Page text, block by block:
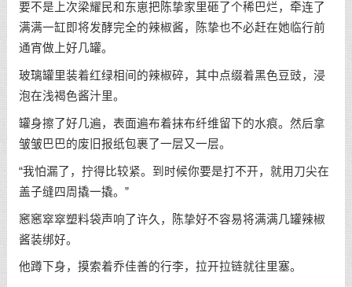
要不是上次梁耀民和东崽把陈挚家里砸了个稀巴烂，牵连了
满满一缸即将发酵完全的辣椒酱，陈挚也不必赶在她临行前
通宵做上好几罐。
玻璃罐里装着红绿相间的辣椒碎，其中点缀着黑色豆豉，浸
泡在浅褐色酱汁里。
罐身擦了好几遍，表面遍布着抹布纤维留下的水痕。然后拿
皱皱巴巴的废旧报纸包裹了一层又一层。
“我怕漏了，拧得比较紧。到时候你要是打不开，就用刀尖在
盖子缝四周撬一撬。”
窸窸窣窣塑料袋声响了许久，陈挚好不容易将满满几罐辣椒
酱装绑好。
他蹲下身，摸索着乔佳善的行李，拉开拉链就往里塞。